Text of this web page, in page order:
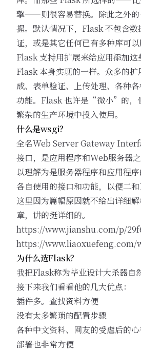
擎——则很容易替换。除此之外的
握。默认情况下，Flask 不包含数
证，或是其它任何已有多种库可以
Flask 支持用扩展来给应用添加这
Flask 本身实现的一样。众多的
成、表单验证、上传处理、各种
功能。Flask 也许是“微小”的，
繁杂的生产环境中投入使用。
什么是wsgi？
全名Web Server Gateway
接口，是应用程序和Web服务器
以理解为是服务器程序和应用程
各自使用的接口和功能，以便二和
这里因为篇幅原因就不给出详细
章，讲的挺详细的。
https://www.jianshu.com/p/
https://www.liaoxuefeng.com/
为什么选Flask？
我把Flask称为毕业设计大杀器自
接下来我们看看他的几大优点：
插件多。查找资料方便
没有太多繁琐的配置步骤
各种中文资料、网友的受虐后的
部署也非常方便